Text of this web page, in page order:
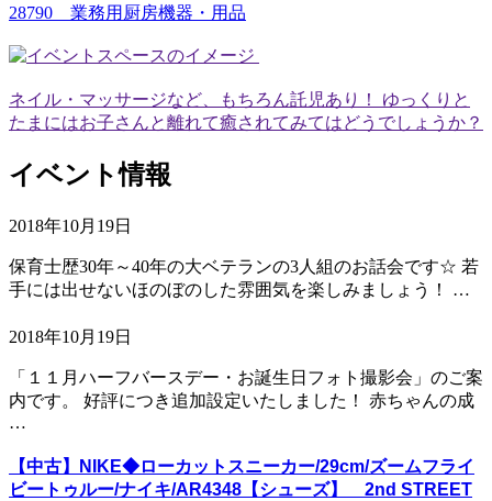
28790 業務用厨房機器・用品
ネイル・マッサージなど、もちろん託児あり！ ゆっくりと
たまにはお子さんと離れて癒されてみてはどうでしょうか？
イベント情報
2018年10月19日
保育士歴30年～40年の大ベテランの3人組のお話会です☆ 若
手には出せないほのぼのした雰囲気を楽しみましょう！ …
2018年10月19日
「１１月ハーフバースデー・お誕生日フォト撮影会」のご案
内です。 好評につき追加設定いたしました！ 赤ちゃんの成
…
【中古】NIKE◆ローカットスニーカー/29cm/ズームフライ
ビートゥルー/ナイキ/AR4348【シューズ】 2nd STREET